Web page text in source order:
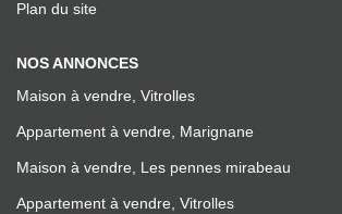
Plan du site
NOS ANNONCES
Maison à vendre, Vitrolles
Appartement à vendre, Marignane
Maison à vendre, Les pennes mirabeau
Appartement à vendre, Vitrolles